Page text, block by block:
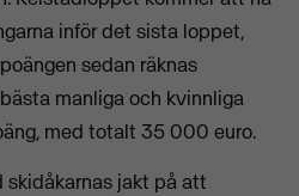
inför det sista loppet,
sedan räknas
manliga och kvinnliga
med totalt 35 000 euro.
jakt på att